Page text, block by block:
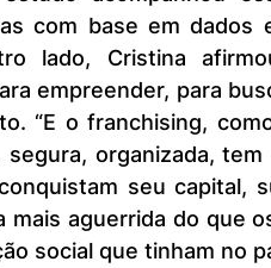
com base em dados
lado, Cristina
empreender, para
“E o franchising,
organizada,
seu capital,
aguerrida do que
social que tinham no